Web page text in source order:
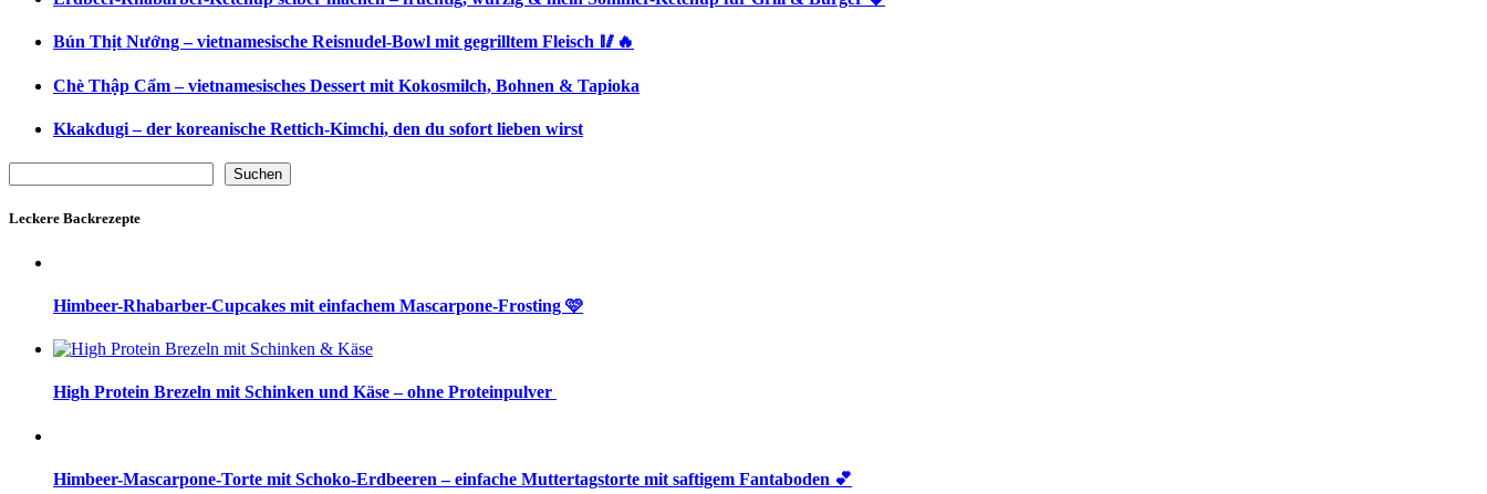
Bún Thịt Nướng – vietnamesische Reisnudel-Bowl mit gegrilltem Fleisch 🥢🔥
Chè Thập Cẩm – vietnamesisches Dessert mit Kokosmilch, Bohnen & Tapioka
Kkakdugi – der koreanische Rettich-Kimchi, den du sofort lieben wirst
Suchen
Leckere Backrezepte
Himbeer-Rhabarber-Cupcakes mit einfachem Mascarpone-Frosting 🩷
High Protein Brezeln mit Schinken und Käse – ohne Proteinpulver
Himbeer-Mascarpone-Torte mit Schoko-Erdbeeren – einfache Muttertagstorte mit saftigem Fantaboden 💕